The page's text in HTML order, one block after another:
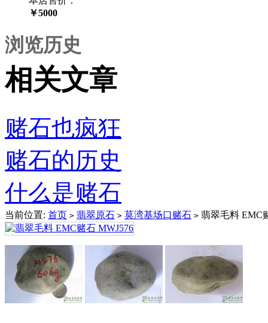
￥5000
浏览历史
相关文章
赌石也疯狂
赌石的历史
什么是赌石
当前位置: 首页 > 翡翠原石 > 莫湾基场口赌石 > 翡翠毛料 EMC